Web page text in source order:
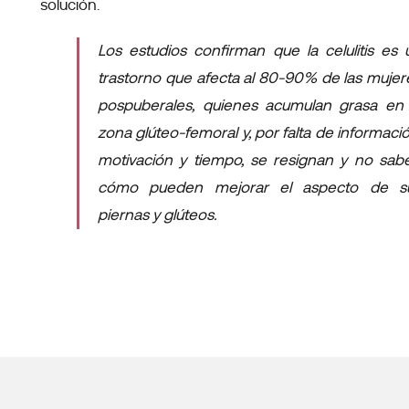
solución.
Los estudios confirman que la celulitis es
trastorno que afecta al 80-90% de las
pospuberales, quienes acumulan grasa en
zona glúteo-femoral y, por falta de
motivación y tiempo, se resignan y no
cómo pueden mejorar el aspecto de
piernas y glúteos.